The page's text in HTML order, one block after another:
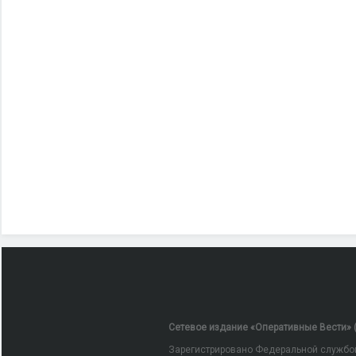
Сетевое издание «Оперативные Вести»
Зарегистрировано Федеральной